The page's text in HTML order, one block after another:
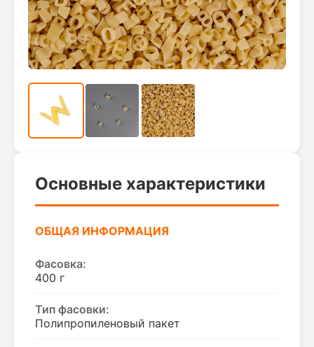
Основные характеристики
ОБЩАЯ ИНФОРМАЦИЯ
Фасовка:
400 г
Тип фасовки:
Полипропиленовый пакет